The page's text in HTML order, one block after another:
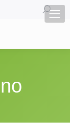
Search: